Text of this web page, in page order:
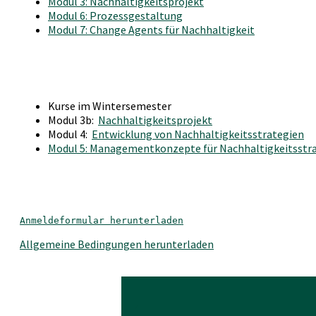
Modul 6: Prozessgestaltung
Modul 7: Change Agents für Nachhaltigkeit
Kurse im Wintersemester
Modul 3b: Nachhaltigkeitsprojekt
Modul 4: Entwicklung von Nachhaltigkeitsstrategien
Modul 5: Managementkonzepte für
Anmeldeformular herunterladen
Allgemeine Bedingungen herunterladen